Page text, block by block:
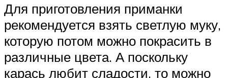
Для приготовления приманки
рекомендуется взять светлую муку,
которую потом можно покрасить в
различные цвета. А поскольку
карась любит сладости, то можно